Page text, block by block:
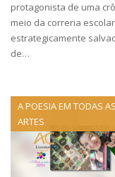
protagonista de uma
meio da correria
estrategicamente
de…
A POESIA EM TODAS AS
ARTES